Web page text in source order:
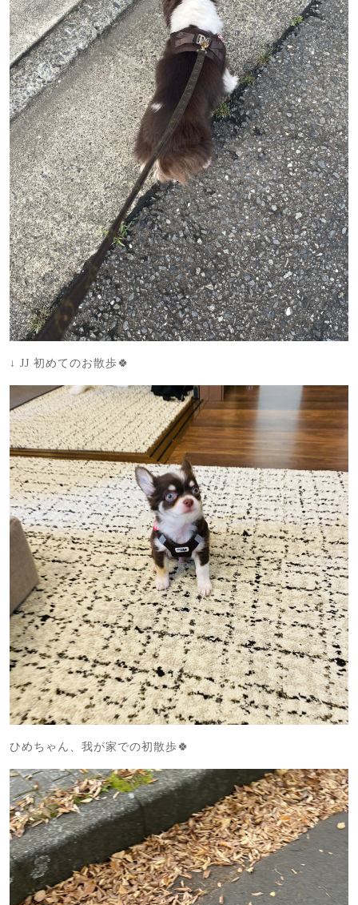
↓ JJ 初めてのお散歩🍀
ひめちゃん、我が家での初散歩🍀